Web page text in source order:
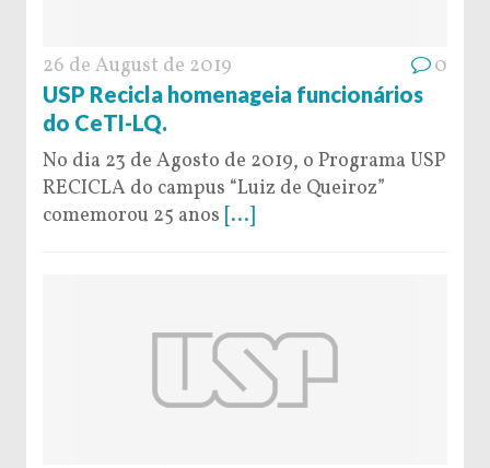
26 de August de 2019 0
USP Recicla homenageia funcionários
do CeTI-LQ.
No dia 23 de Agosto de 2019, o Programa USP
RECICLA do campus “Luiz de Queiroz”
comemorou 25 anos [...]